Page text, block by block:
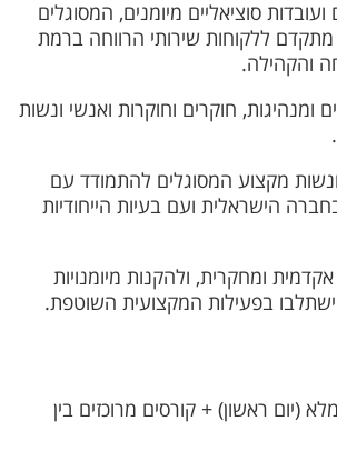
סוציאליים מיומנים, המסוגלים
ללקוחות שירותי הרווחה ברמת
והקהילה.
ומנהיגות, חוקרים וחוקרות ואנשי ונשות
מקצוע המסוגלים להתמודד עם
הישראלית ועם בעיות הייחודיות
ומחקרית, ולהקנות מיומנויות
בפעילות המקצועית השוטפת.
(יום ראשון) + קורסים מרוכזים בין